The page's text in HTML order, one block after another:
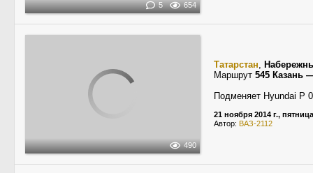
5 654
490
Татарстан,
Маршрут 545 Казань
Подменяет Hyundai Р
21 ноября 2014 г., пятница
Автор: ВАЗ-2112